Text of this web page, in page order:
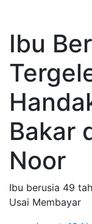
Ibu
Bakar
Noor
Ibu berusia 49
Usai Membayar